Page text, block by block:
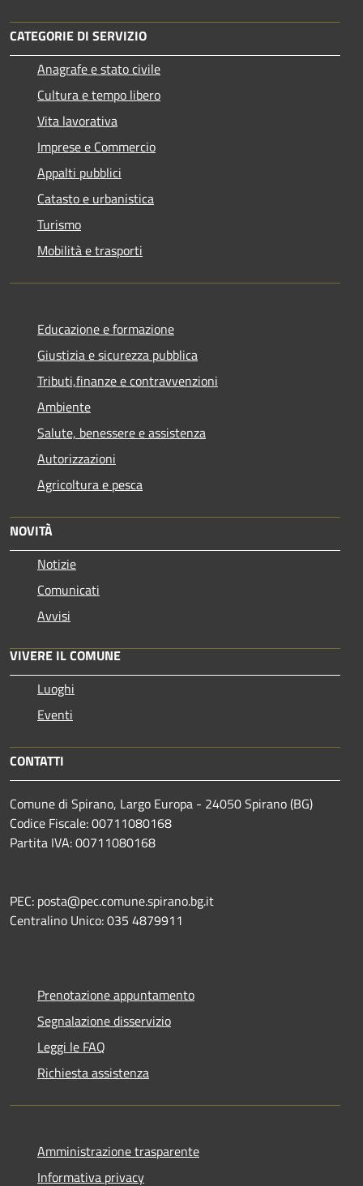
CATEGORIE DI SERVIZIO
Anagrafe e stato civile
Cultura e tempo libero
Vita lavorativa
Imprese e Commercio
Appalti pubblici
Catasto e urbanistica
Turismo
Mobilità e trasporti
Educazione e formazione
Giustizia e sicurezza pubblica
Tributi,finanze e contravvenzioni
Ambiente
Salute, benessere e assistenza
Autorizzazioni
Agricoltura e pesca
NOVITÀ
Notizie
Comunicati
Avvisi
VIVERE IL COMUNE
Luoghi
Eventi
CONTATTI
Comune di Spirano, Largo Europa - 24050 Spirano (BG)
Codice Fiscale: 00711080168
Partita IVA: 00711080168
PEC: posta@pec.comune.spirano.bg.it
Centralino Unico: 035 4879911
Prenotazione appuntamento
Segnalazione disservizio
Leggi le FAQ
Richiesta assistenza
Amministrazione trasparente
Informativa privacy